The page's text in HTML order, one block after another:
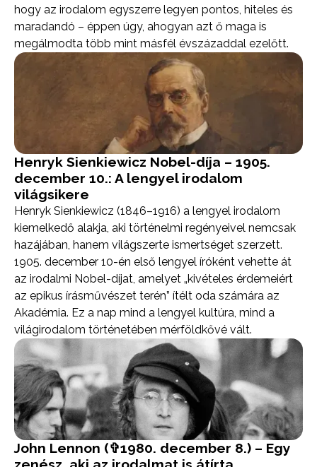
hogy az irodalom egyszerre legyen pontos, hiteles és
maradandó – éppen úgy, ahogyan azt ő maga is
megálmodta több mint másfél évszázaddal ezelőtt.
Henryk Sienkiewicz Nobel-díja – 1905.
december 10.: A lengyel irodalom
világsikere
Henryk Sienkiewicz (1846–1916) a lengyel irodalom
kiemelkedő alakja, aki történelmi regényeivel nemcsak
hazájában, hanem világszerte ismertséget szerzett.
1905. december 10-én első lengyel íróként vehette át
az irodalmi Nobel-díjat, amelyet „kivételes érdemeiért
az epikus írásművészet terén” ítélt oda számára az
Akadémia. Ez a nap mind a lengyel kultúra, mind a
világirodalom történetében mérföldkővé vált.
John Lennon (✞1980. december 8.) – Egy